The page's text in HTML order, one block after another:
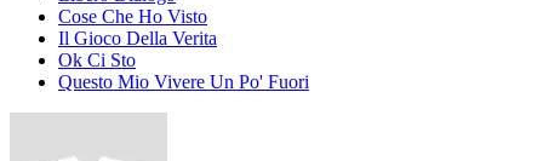
Cose Che Ho Visto
Il Gioco Della Veritа
Ok Ci Sto
Questo Mio Vivere Un Po' Fuori